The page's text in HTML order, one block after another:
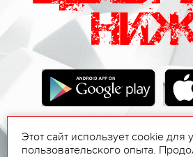
Этот сайт использует cookie для
пользовательского опыта.